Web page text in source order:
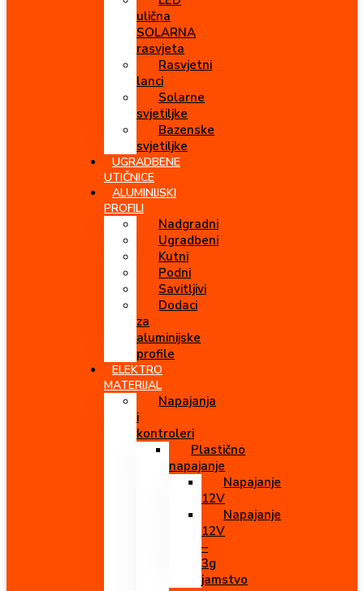
ulična
SOLARNA
rasvjeta
Rasvjetni
lanci
Solarne
svjetiljke
Bazenske
svjetiljke
UGRADBENE
UTIČNICE
ALUMINIJSKI
PROFILI
Nadgradni
Ugradbeni
Kutni
Podni
Savitljivi
Dodaci
za
aluminijske
profile
ELEKTRO
MATERIJAL
Napajanja
i
kontroleri
Plastično
napajanje
Napajanje
12V
Napajanje
12V
–
3g
jamstvo